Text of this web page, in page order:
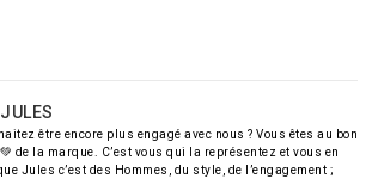
être encore plus engagé avec nous ? Vous êtes au bon
de la marque. C’est vous qui la représentez et vous en
Jules c’est des Hommes, du style, de l’engagement ;